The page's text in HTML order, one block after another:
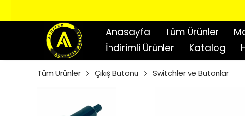
Anasayfa Tüm Ürünler
İndirimli Ürünler
Katalog
Tüm Ürünler Çıkış Butonu Switchler ve Butonlar